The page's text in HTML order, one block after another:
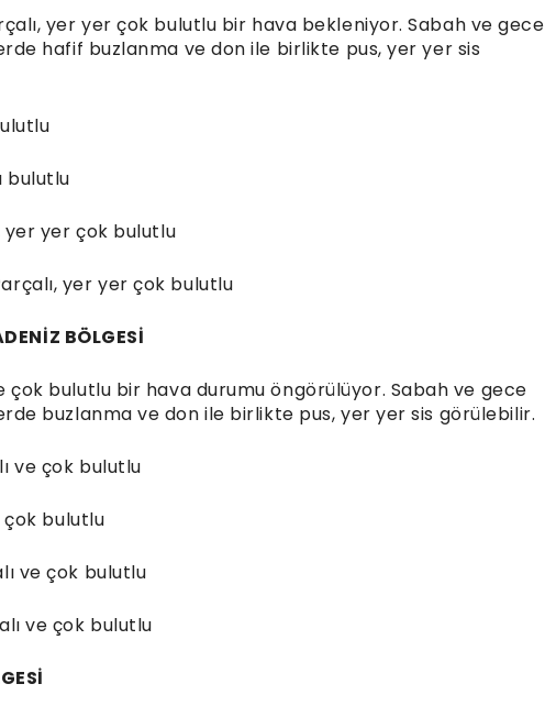
yer yer çok bulutlu bir hava bekleniyor. Sabah ve gece
hafif buzlanma ve don ile birlikte pus, yer yer sis
bulutlu
yer yer çok bulutlu
yer yer çok bulutlu
BÖLGESİ
çok bulutlu bir hava durumu öngörülüyor. Sabah ve gece
buzlanma ve don ile birlikte pus, yer yer sis görülebilir.
ve çok bulutlu
çok bulutlu
ve çok bulutlu
ve çok bulutlu